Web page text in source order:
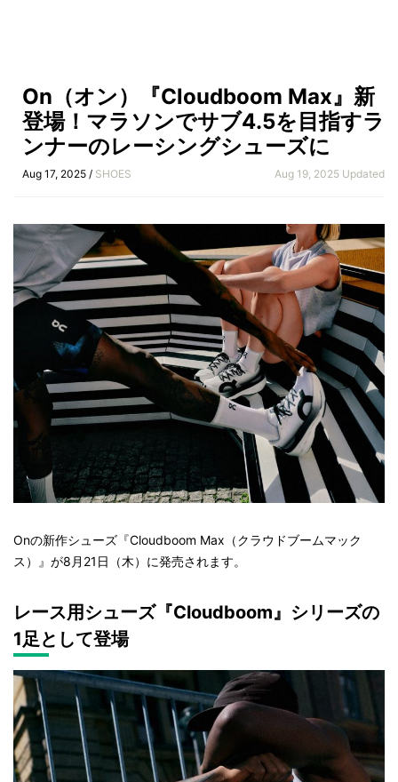
On（オン）『Cloudboom Max』新
登場！マラソンでサブ4.5を目指すラ
ンナーのレーシングシューズに
Aug 17, 2025 / SHOES Aug 19, 2025 Updated
Onの新作シューズ『Cloudboom Max（クラウドブームマック
ス）』が8月21日（木）に発売されます。
レース用シューズ『Cloudboom』シリーズの
1足として登場